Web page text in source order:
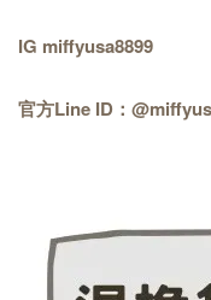
IG miffyusa8899
官方Line ID：